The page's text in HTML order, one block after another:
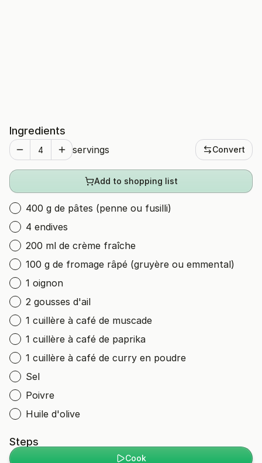
Ingredients
servings Convert
Add to shopping list
400 g de pâtes (penne ou fusilli)
4 endives
200 ml de crème fraîche
100 g de fromage râpé (gruyère ou emmental)
1 oignon
2 gousses d'ail
1 cuillère à café de muscade
1 cuillère à café de paprika
1 cuillère à café de curry en poudre
Sel
Poivre
Huile d'olive
Steps
Cook